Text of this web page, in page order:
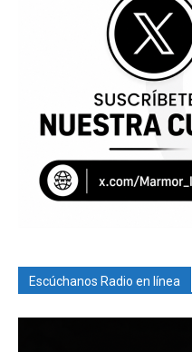
Escúchanos Radio en línea